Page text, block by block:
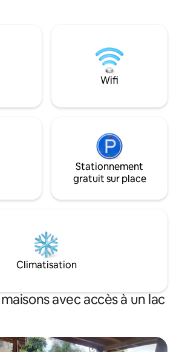
jeu D'ÉCHECS XL,
• Sécurité 24h/24
de montagne,
incroyable près
chauffée, ou d'un
barbecue/patio.
des aventures
Wifi
Stationnement
gratuit sur place
Climatisation
avec accès à un lac